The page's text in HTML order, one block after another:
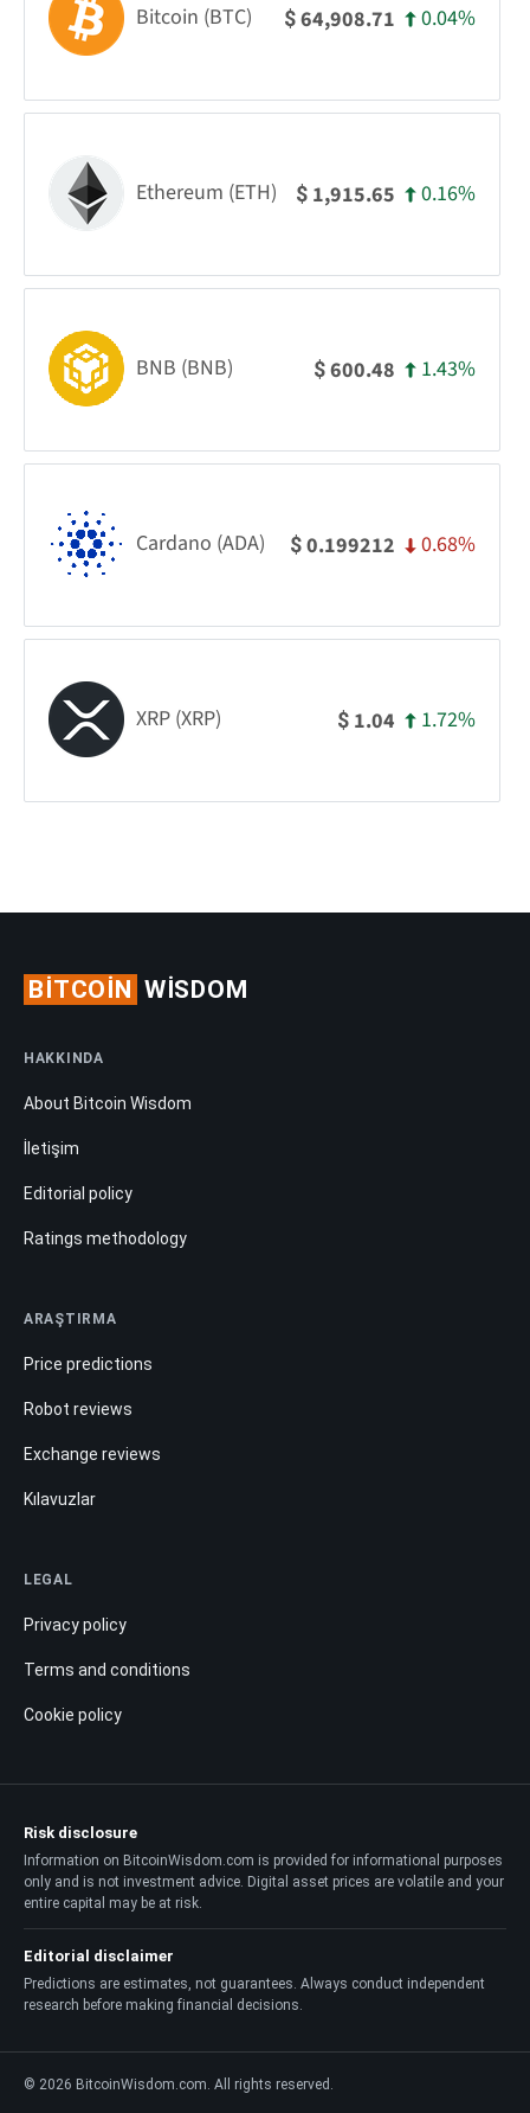
Bitcoin (BTC) $64,908.71 0.04%
Ethereum (ETH) $ 1,915.65 0.16%
BNB (BNB) $600.48 1.43%
Cardano (ADA) $0.199212 0.68%
XRP (XRP) $ 1.04 1.72%
BITCOIN WISDOM
HAKKINDA
About Bitcoin Wisdom
İletişim
Editorial policy
Ratings methodology
ARAŞTIRMA
Price predictions
Robot reviews
Exchange reviews
Kılavuzlar
LEGAL
Privacy policy
Terms and conditions
Cookie policy
Risk disclosure
Information on BitcoinWisdom.com is provided for informational purposes
only and is not investment advice. Digital asset prices are volatile and your
entire capital may be at risk.
Editorial disclaimer
Predictions are estimates, not guarantees. Always conduct independent
research before making financial decisions.
© 2026 BitcoinWisdom.com. All rights reserved.